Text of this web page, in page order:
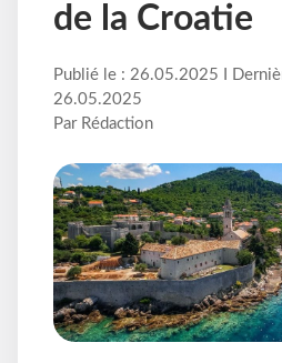
de la Croatie
Publié le : 26.05.2025 I
26.05.2025
Par Rédaction